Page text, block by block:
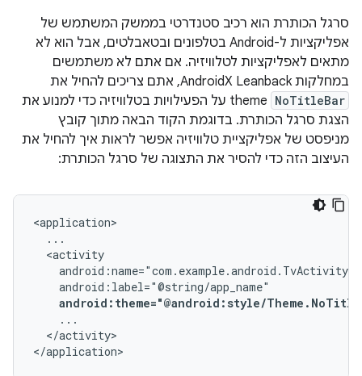
סרגל הכותרת הוא רכיב סטנדרטי בממשק המשתמש של
אפליקציות ל-Android בטלפונים ובטאבלטים, אבל הוא לא
מתאים לאפליקציות לטלוויזיה. אם אתם לא משתמשים
במחלקות AndroidX Leanback, אתם צריכים להחיל את
NoTitleBar
theme על הפעילויות בטלוויזיה כדי למנוע את
הצגת סרגל הכותרת. בדוגמת הקוד הבאה מתוך קובץ
מניפסט של אפליקציית טלוויזיה אפשר לראות איך להחיל את
העיצוב הזה כדי להסיר את התצוגה של סרגל הכותרת:
android:theme="@android:style/
</activity>
</application>